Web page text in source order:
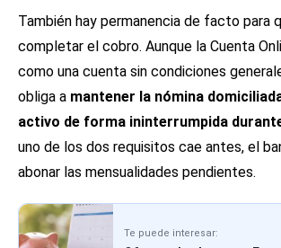
También hay permanencia de facto para
completar el cobro. Aunque la Cuenta
como una cuenta sin condiciones
obliga a mantener la nómina
activo de forma ininterrumpida
uno de los dos requisitos cae antes, el
abonar las mensualidades pendientes.
Te puede interesar: